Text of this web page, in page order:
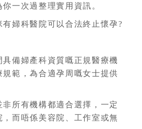
一次過整理實用資訊。
婦科醫院可以合法終止懷孕?
備婦產科資質嘅正規醫療機
範，為合適孕周嘅女士提供
所有機構都適合選擇，一定
而唔係美容院、工作室或無